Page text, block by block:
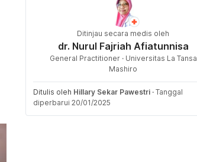
Ditinjau secara medis oleh
dr. Nurul Fajriah Afiatunnisa
General Practitioner · Universitas La Tansa
Mashiro
Ditulis oleh Hillary Sekar Pawestri · Tanggal
diperbarui 20/01/2025